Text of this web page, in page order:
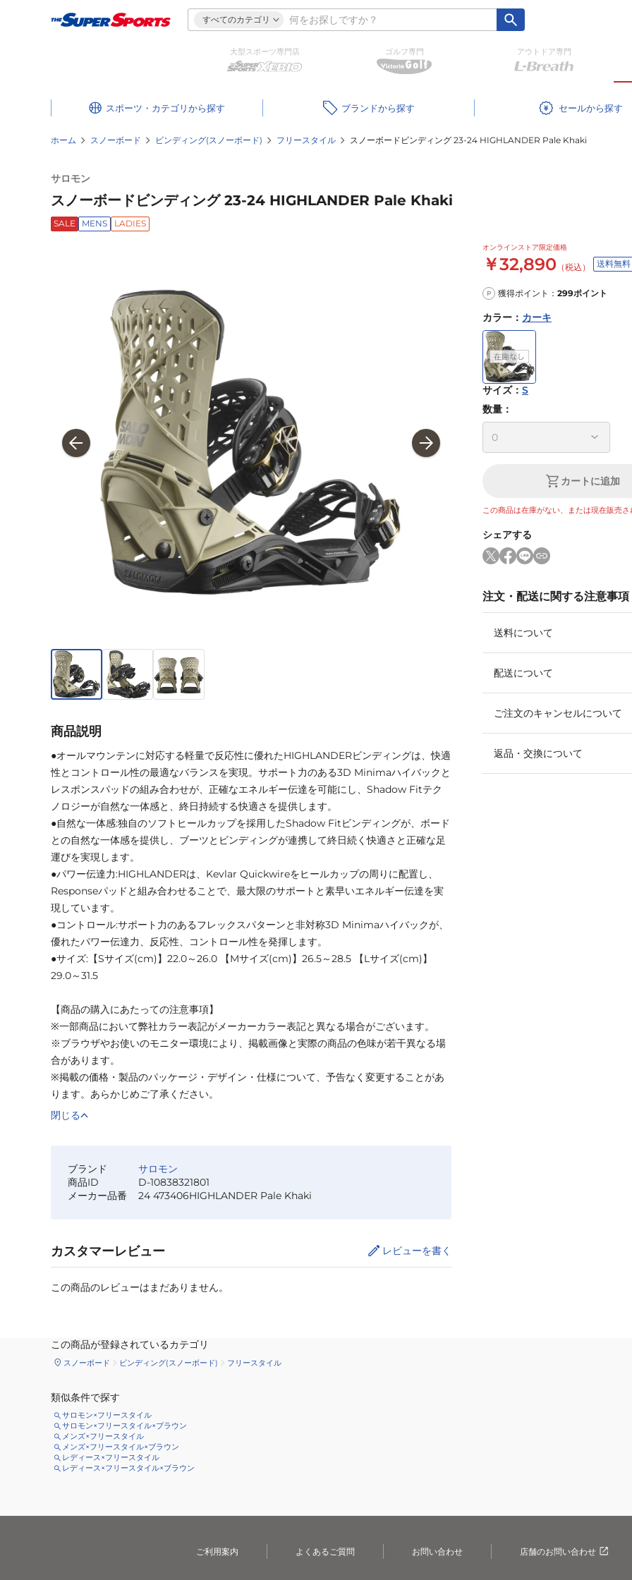
すべてのカテゴリ
大型スポーツ専門店 ゴルフ専門 アウトドア専門
スポーツ・カテゴリ ブランド セール
ホーム スノーボード ビンディング(スノーボード) フリースタイル スノーボードビンディング 23-24 HIGHLANDER Pale Khaki
サロモン
スノーボードビンディング 23-24 HIGHLANDER Pale Khaki
SALE MENS LADIES
オンラインストア限定価格
￥32,890 （税込） 送料無料
P 獲得ポイント： 299ポイント
カラー ： カーキ
サイズ： S
数量：
カートに追加
この商品は在庫がない、または現在販売さ
シェアする
注文・配送に関する注意事項
送料について
配送について
ご注文のキャンセルについて
返品・交換について
商品説明
●オールマウンテンに対応する軽量で反応性に優れたHIGHLANDERビンディングは、快適
性とコントロール性の最適なバランスを実現。サポート力のある3D Minimaハイバックと
レスポンスパッドの組み合わせが、正確なエネルギー伝達を可能にし、Shadow Fitテク
ノロジーが自然な一体感と、終日持続する快適さを提供します。
●自然な一体感:独自のソフトヒールカップを採用したShadow Fitビンディングが、ボード
との自然な一体感を提供し、ブーツとビンディングが連携して終日続く快適さと正確な足
運びを実現します。
●パワー伝達力:HIGHLANDERは、Kevlar Quickwireをヒールカップの周りに配置し、
Responseパッドと組み合わせることで、最大限のサポートと素早いエネルギー伝達を実
現しています。
●コントロール:サポート力のあるフレックスパターンと非対称3D Minimaハイバックが、
優れたパワー伝達力、反応性、コントロール性を発揮します。
●サイズ:【Sサイズ(cm)】22.0～26.0 【Mサイズ(cm)】26.5～28.5 【Lサイズ(cm)】
29.0～31.5
【商品の購入にあたっての注意事項】
※一部商品において弊社カラー表記がメーカーカラー表記と異なる場合がございます。
※ブラウザやお使いのモニター環境により、掲載画像と実際の商品の色味が若干異なる場
合があります。
※掲載の価格・製品のパッケージ・デザイン・仕様について、予告なく変更することがあ
ります。あらかじめご了承ください。
閉じる
ブランド
サロモン
商品ID
D-10838321801
メーカー品番
24 473406HIGHLANDER Pale Khaki
カスタマーレビュー レビューを書く
この商品のレビューはまだありません。
この商品が登録されているカテゴリ
スノーボード ビンディング(スノーボード) フリースタイル
類似条件で探す
サロモン×フリースタイル
サロモン×フリースタイル×ブラウン
メンズ×フリースタイル
メンズ×フリースタイル×ブラウン
レディース×フリースタイル
レディース×フリースタイル×ブラウン
ご利用案内 よくあるご質問 お問い合わせ 店舗のお問い合わせ